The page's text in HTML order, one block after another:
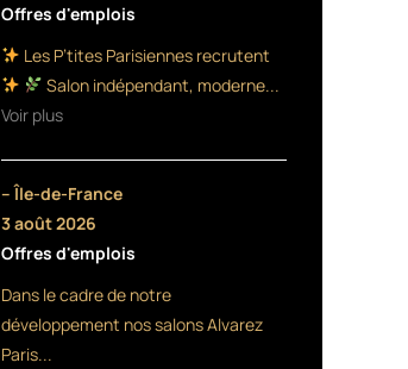
Offres d'emplois
Les P’tites Parisiennes recrutent
Salon indépendant, moderne...
Voir plus
– Île-de-France
3 août 2026
Offres d'emplois
Dans le cadre de notre
développement nos salons Alvarez
Paris...